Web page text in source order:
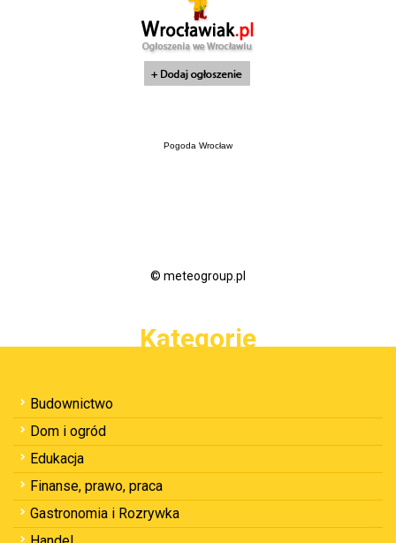
Pogoda Wrocław
© meteogroup.pl
Kategorie
Budownictwo
Dom i ogród
Edukacja
Finanse, prawo, praca
Gastronomia i Rozrywka